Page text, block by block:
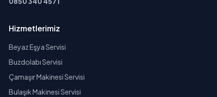
Hizmetlerimiz
Beyaz Eşya Servisi
Buzdolabı Servisi
Çamaşır Makinesi Servisi
Bulaşık Makinesi Servisi